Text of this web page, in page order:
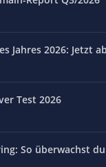
Jahres 2026: Jetzt
Test 2026
So überwachst